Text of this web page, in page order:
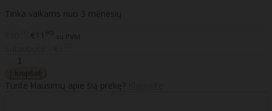
Tinka vaikams nuo 3 mėnesių.
€11 90 su PVM
Turite klausimų apie šią prekę?